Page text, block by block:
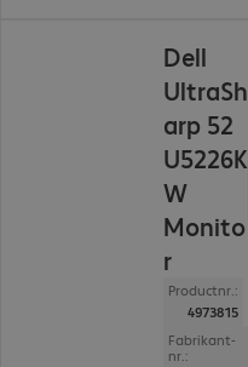
Dell
UltraSh
arp 52
U5226K
W
Monito
r
Productnr.:
4973815
Fabrikant-
nr.: